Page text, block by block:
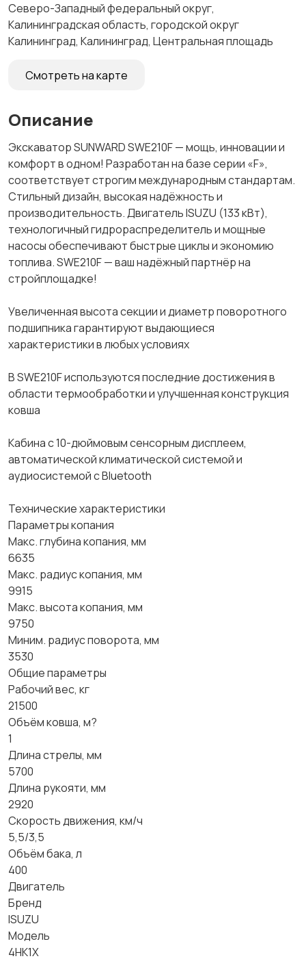
Северо-Западный федеральный округ,
Калининградская область, городской округ
Калининград, Калининград, Центральная площадь
Смотреть на карте
Описание
Экскаватор SUNWARD SWE210F — мощь, инновации и
комфорт в одном! Разработан на базе серии «F»,
соответствует строгим международным стандартам.
Стильный дизайн, высокая надёжность и
производительность. Двигатель ISUZU (133 кВт),
технологичный гидрораспределитель и мощные
насосы обеспечивают быстрые циклы и экономию
топлива. SWE210F — ваш надёжный партнёр на
стройплощадке!
Увеличенная высота секции и диаметр поворотного
подшипника гарантируют выдающиеся
характеристики в любых условиях
В SWE210F используются последние достижения в
области термообработки и улучшенная конструкция
ковша
Кабина с 10-дюймовым сенсорным дисплеем,
автоматической климатической системой и
аудиосистемой с Bluetooth
Технические характеристики
Параметры копания
Макс. глубина копания, мм
6635
Макс. радиус копания, мм
9915
Макс. высота копания, мм
9750
Миним. радиус поворота, мм
3530
Общие параметры
Рабочий вес, кг
21500
Объём ковша, м?
1
Длина стрелы, мм
5700
Длина рукояти, мм
2920
Скорость движения, км/ч
5,5/3,5
Объём бака, л
400
Двигатель
Бренд
ISUZU
Модель
4HK1X